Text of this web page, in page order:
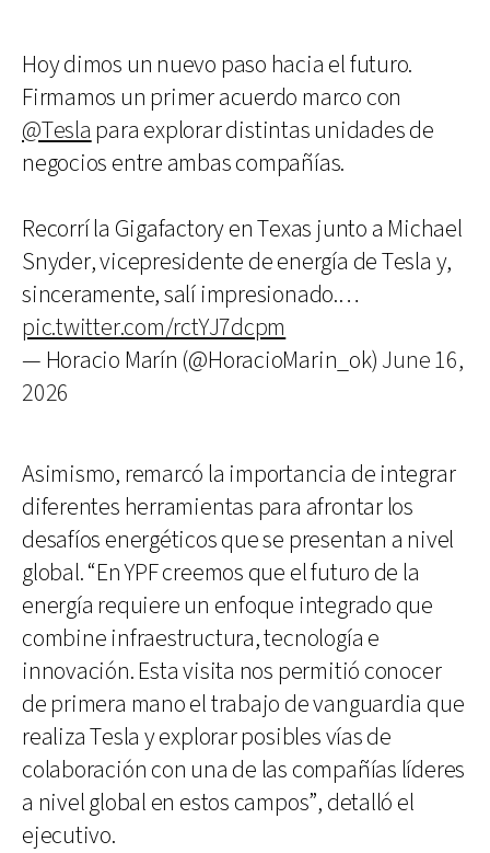
Hoy dimos un nuevo paso hacia el futuro.
Firmamos un primer acuerdo marco con
@Tesla para explorar distintas unidades de
negocios entre ambas compañías.
Recorrí la Gigafactory en Texas junto a Michael
Snyder, vicepresidente de energía de Tesla y,
sinceramente, salí impresionado.…
pic.twitter.com/rctYJ7dcpm
— Horacio Marín (@HoracioMarin_ok) June 16,
2026
Asimismo, remarcó la importancia de integrar
diferentes herramientas para afrontar los
desafíos energéticos que se presentan a nivel
global. “En YPF creemos que el futuro de la
energía requiere un enfoque integrado que
combine infraestructura, tecnología e
innovación. Esta visita nos permitió conocer
de primera mano el trabajo de vanguardia que
realiza Tesla y explorar posibles vías de
colaboración con una de las compañías líderes
a nivel global en estos campos”, detalló el
ejecutivo.